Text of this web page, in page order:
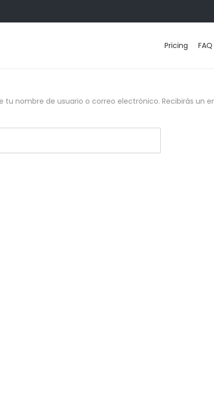
Pricing FAQ
tu nombre de usuario o correo electrónico. Recibirás